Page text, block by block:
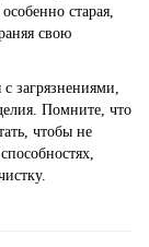
старая,
свою
загрязнениями,
Помните, что
чтобы не